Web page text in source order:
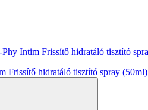
Frissítő hidratáló tisztító spray (50ml)